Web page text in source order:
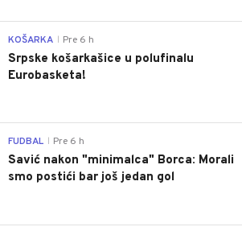
KOŠARKA Pre 6 h
Srpske košarkašice u polufinalu
Eurobasketa!
FUDBAL Pre 6 h
Savić nakon "minimalca" Borca: Morali
smo postići bar još jedan gol